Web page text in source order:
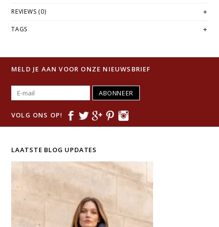
REVIEWS (0)
TAGS
MELD JE AAN VOOR ONZE NIEUWSBRIEF
ABONNEER
VOLG ONS OP!
LAATSTE BLOG UPDATES